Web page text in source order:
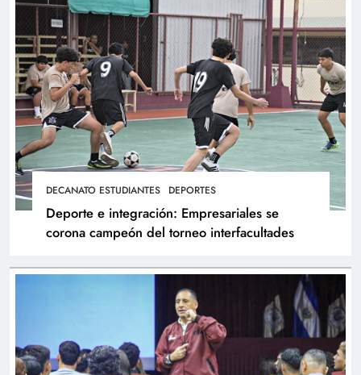
DECANATO ESTUDIANTES DEPORTES
Deporte e integración: Empresariales se
corona campeón del torneo interfacultades